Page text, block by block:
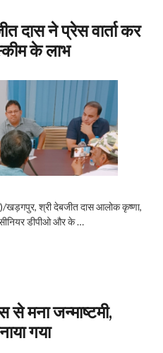
दास ने प्रेस वार्ता कर
के लाभ
श्री देबजीत दास आलोक कृष्णा,
सीनियर डीपीओ और के …
से मना जन्माष्टमी,
गया